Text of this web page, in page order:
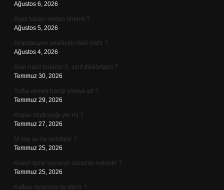
Ağustos 6, 2026
Ayak tabanı neden önemli ?
Ağustos 5, 2026
Amputasyon ameliyatı riskli midir ?
Ağustos 4, 2026
Alan nasıl bulunur 6. sınıf dikdörtgen ?
Temmuz 30, 2026
Yufka ekmek hangi yöreye ait ?
Temmuz 29, 2026
Kuşlar zeytinyağı yer mi ?
Temmuz 27, 2026
M rise av ne anlatıyor ?
Temmuz 25, 2026
Kireçli içme suyunun zararları nelerdir ?
Temmuz 25, 2026
Kafkas oyununa ne denir ?